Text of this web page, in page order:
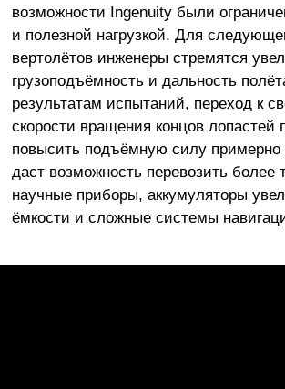
возможности Ingenuity были
и полезной нагрузкой. Для
вертолётов инженеры стремятся
грузоподъёмность и дальность
результатам испытаний, переход к
скорости вращения концов лопастей
повысить подъёмную силу примерно
даст возможность перевозить более
научные приборы, аккумуляторы
ёмкости и сложные системы